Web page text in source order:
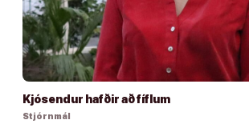
Kjósendur hafðir að fíflum
Stjórnmál